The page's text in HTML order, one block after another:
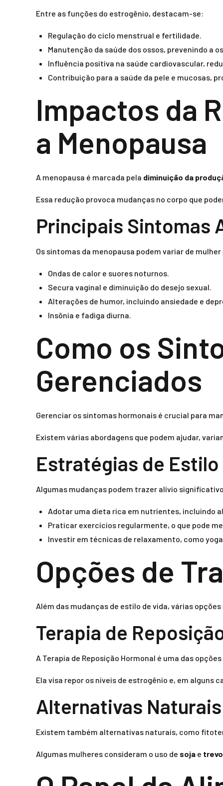
Entre as funções do estrogênio, destacam-se:
Regulação do ciclo menstrual e fertilidade.
Manutenção da saúde dos ossos, prevenindo a
Influência positiva na saúde cardiovascular,
Contribuição para a saúde da pele e mucosas,
Impactos da
a Menopausa
A menopausa é marcada pela diminuição da
Essa redução provoca mudanças no corpo que
Principais Sintomas
Os sintomas da menopausa podem variar de
Ondas de calor e suores noturnos.
Secura vaginal e diminuição do desejo sexual.
Alterações de humor, incluindo ansiedade e
Insônia e fadiga diurna.
Como os
Gerenciados
Gerenciar os sintomas hormonais é crucial para
Existem várias abordagens que podem ajudar,
Estratégias de Estilo
Algumas mudanças podem trazer alívio
Adotar uma dieta rica em nutrientes, incluindo
Praticar exercícios regularmente, o que pode
Investir em técnicas de relaxamento, como
Opções de
Além das mudanças de estilo de vida, várias
Terapia de
A Terapia de Reposição Hormonal é uma das
Ela visa repor os níveis de estrogênio e, em alguns
Alternativas
Existem também alternativas naturais, como
Algumas mulheres consideram o uso de soja e